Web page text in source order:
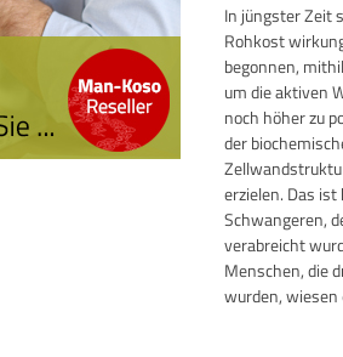
In jüngster Zeit
Rohkost
begonnen,
um die aktiven
noch höher zu
der
erzielen. Das
Schwangeren,
verabreicht
Menschen, die
wurden, wiesen